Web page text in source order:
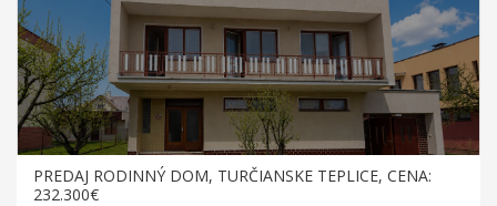
PREDAJ RODINNÝ DOM, TURČIANSKE TEPLICE, CENA:
232.300€